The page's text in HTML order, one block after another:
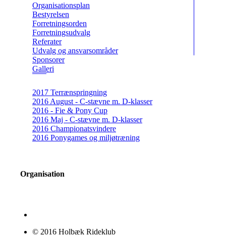
Organisationsplan
Bestyrelsen
Forretningsorden
Forretningsudvalg
Referater
Udvalg og ansvarsområder
Sponsorer
Galleri
2017 Terrænspringning
2016 August - C-stævne m. D-klasser
2016 - Fie & Pony Cup
2016 Maj - C-stævne m. D-klasser
2016 Championatsvindere
2016 Ponygames og miljøtræning
Organisation
© 2016 Holbæk Rideklub